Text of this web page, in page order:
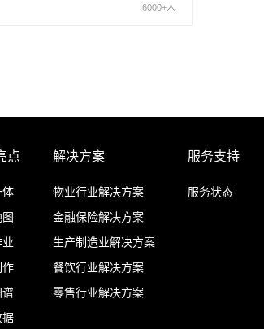
6000+人
点
体
作
谱
据
解决方案
物业行业解决方案
金融保险解决方案
生产制造业解决方案
餐饮行业解决方案
零售行业解决方案
服务支持
服务状态